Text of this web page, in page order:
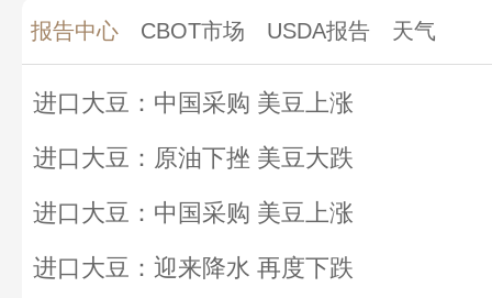
报告中心 CBOT市场 USDA报告 天气
进口大豆：中国采购 美豆上涨
进口大豆：原油下挫 美豆大跌
进口大豆：中国采购 美豆上涨
进口大豆：迎来降水 再度下跌